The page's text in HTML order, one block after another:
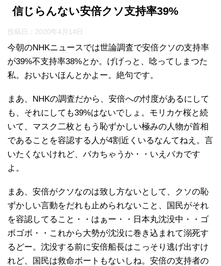
信じらんない安倍クソ支持率39%
投稿日： 2020年4月14日
今朝のNHKニュースでは世論調査で安倍クソの支持率
が39%不支持率38%とか。げげっと、唸ってしまつた
私。おいおいほんとかよー。絶句です。
まあ、NHKの調査だから、安倍への忖度があるにして
も、それにしても39%はないでしょ。モリカケ桜と続
いて、マスク二枚ともう恥ずかしい極みの人物が首相
であることを容認する人が4割近くいるなんてねえ。言
いたくないけれど、バカちゃうか・・いえバカです
よ。
まあ、安倍がクソなのは致し方ないとして、クソの恥
ずかしい言動をだれも止められないこと、国民がそれ
を容認してること・・はぁー・・日本丸沈没中・・ゴ
ボゴボ・・これから大勢が沈没に巻き込まれて溺死す
るどー。沈没する前に安倍船長はこっそり逃げ出すけ
れど、国民は救命ボートもないしね。安倍の支持者の